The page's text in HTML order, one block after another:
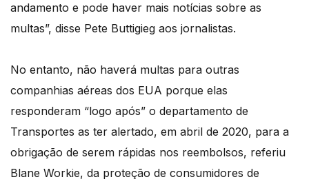
andamento e pode haver mais notícias sobre as
multas”, disse Pete Buttigieg aos jornalistas.
No entanto, não haverá multas para outras
companhias aéreas dos EUA porque elas
responderam “logo após” o departamento de
Transportes as ter alertado, em abril de 2020, para a
obrigação de serem rápidas nos reembolsos, referiu
Blane Workie, da proteção de consumidores de